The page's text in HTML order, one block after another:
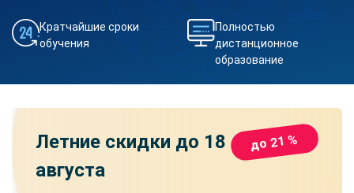
Кратчайшие сроки
обучения
Полностью
дистанционное
образование
Летние скидки до 18
августа
до 21 %